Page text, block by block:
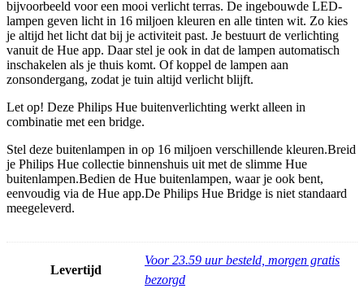
bijvoorbeeld voor een mooi verlicht terras. De ingebouwde LED-
lampen geven licht in 16 miljoen kleuren en alle tinten wit. Zo kies
je altijd het licht dat bij je activiteit past. Je bestuurt de verlichting
vanuit de Hue app. Daar stel je ook in dat de lampen automatisch
inschakelen als je thuis komt. Of koppel de lampen aan
zonsondergang, zodat je tuin altijd verlicht blijft.
Let op! Deze Philips Hue buitenverlichting werkt alleen in
combinatie met een bridge.
Stel deze buitenlampen in op 16 miljoen verschillende kleuren.Breid
je Philips Hue collectie binnenshuis uit met de slimme Hue
buitenlampen.Bedien de Hue buitenlampen, waar je ook bent,
eenvoudig via de Hue app.De Philips Hue Bridge is niet standaard
meegeleverd.
Levertijd
Voor 23.59 uur besteld, morgen gratis
bezorgd